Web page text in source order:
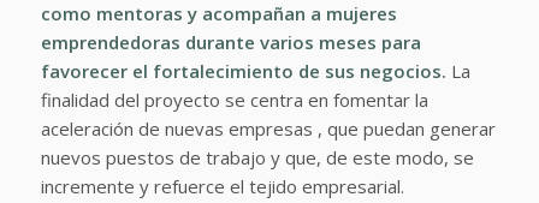
como mentoras y acompañan a mujeres
emprendedoras durante varios meses para
favorecer el fortalecimiento de sus negocios. La
finalidad del proyecto se centra en fomentar la
aceleración de nuevas empresas , que puedan generar
nuevos puestos de trabajo y que, de este modo, se
incremente y refuerce el tejido empresarial.